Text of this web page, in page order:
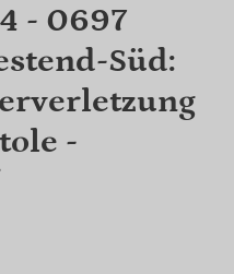
- 0697
Süd:
-